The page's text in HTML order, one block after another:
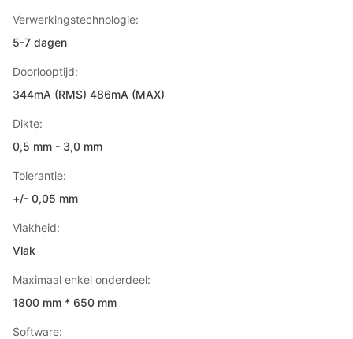
Verwerkingstechnologie:
5-7 dagen
Doorlooptijd:
344mA (RMS) 486mA (MAX)
Dikte:
0,5 mm - 3,0 mm
Tolerantie:
+/- 0,05 mm
Vlakheid:
Vlak
Maximaal enkel onderdeel:
1800 mm * 650 mm
Software: